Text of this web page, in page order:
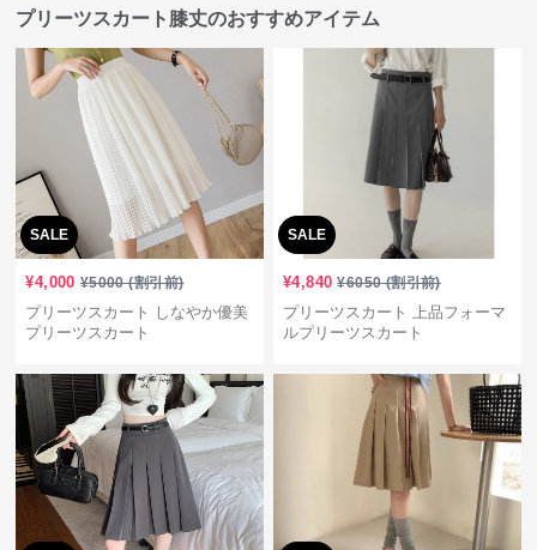
プリーツスカート膝丈のおすすめアイテム
SALE
¥4,000 ¥5000(割引前)
プリーツスカート しなやか優美
プリーツスカート
SALE
¥4,840 ¥6050(割引前)
プリーツスカート 上品フォーマ
ルプリーツスカート